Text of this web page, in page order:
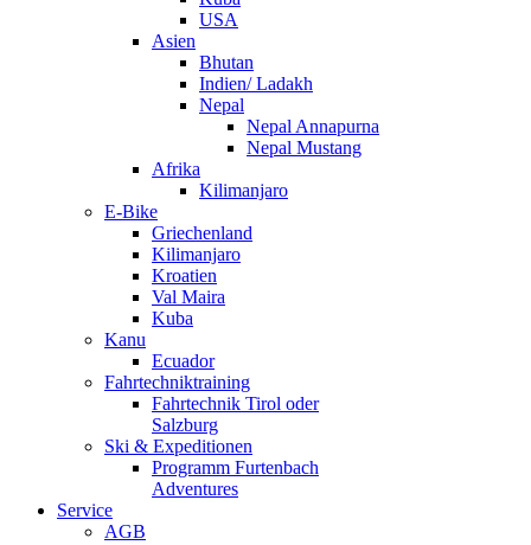
USA
Asien
Bhutan
Indien/ Ladakh
Nepal
Nepal Annapurna
Nepal Mustang
Afrika
Kilimanjaro
E-Bike
Griechenland
Kilimanjaro
Kroatien
Val Maira
Kuba
Kanu
Ecuador
Fahrtechniktraining
Fahrtechnik Tirol oder
Salzburg
Ski & Expeditionen
Programm Furtenbach
Adventures
Service
AGB